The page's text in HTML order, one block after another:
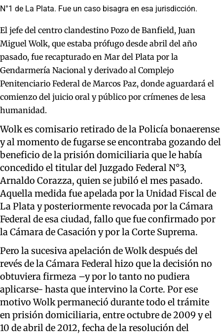
N°1 de La Plata. Fue un caso bisagra en esa jurisdicción.
El jefe del centro clandestino Pozo de Banfield, Juan
Miguel Wolk, que estaba prófugo desde abril del año
pasado, fue recapturado en Mar del Plata por la
Gendarmería Nacional y derivado al Complejo
Penitenciario Federal de Marcos Paz, donde aguardará el
comienzo del juicio oral y público por crímenes de lesa
humanidad.
Wolk es comisario retirado de la Policía bonaerense
y al momento de fugarse se encontraba gozando del
beneficio de la prisión domiciliaria que le había
concedido el titular del Juzgado Federal N°3,
Arnaldo Corazza, quien se jubiló el mes pasado.
Aquella medida fue apelada por la Unidad Fiscal de
La Plata y posteriormente revocada por la Cámara
Federal de esa ciudad, fallo que fue confirmado por
la Cámara de Casación y por la Corte Suprema.
Pero la sucesiva apelación de Wolk después del
revés de la Cámara Federal hizo que la decisión no
obtuviera firmeza –y por lo tanto no pudiera
aplicarse- hasta que intervino la Corte. Por ese
motivo Wolk permaneció durante todo el trámite
en prisión domiciliaria, entre octubre de 2009 y el
10 de abril de 2012, fecha de la resolución del